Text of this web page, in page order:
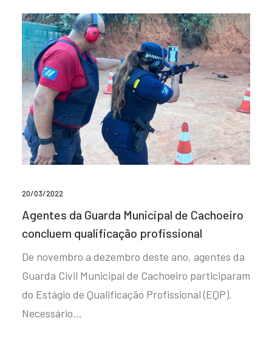
20/03/2022
Agentes da Guarda Municipal de Cachoeiro
concluem qualificação profissional
De novembro a dezembro deste ano, agentes da
Guarda Civil Municipal de Cachoeiro participaram
do Estágio de Qualificação Profissional (EQP).
Necessário…